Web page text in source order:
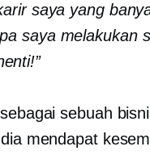
saya yang
saya melakukan
sebuah
mendapat